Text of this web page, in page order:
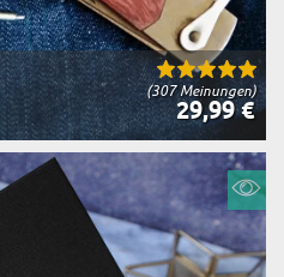
(307 Meinungen)
29,99 €